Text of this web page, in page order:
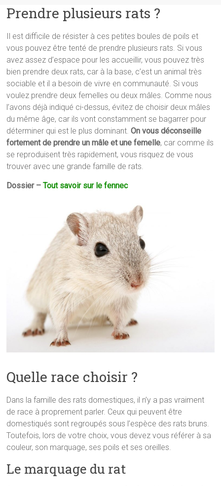
Prendre plusieurs rats ?
Il est difficile de résister à ces petites boules de poils et
vous pouvez être tenté de prendre plusieurs rats. Si vous
avez assez d’espace pour les accueillir, vous pouvez très
bien prendre deux rats, car à la base, c’est un animal très
sociable et il a besoin de vivre en communauté. Si vous
voulez prendre deux femelles ou deux mâles. Comme nous
l’avons déjà indiqué ci-dessus, évitez de choisir deux mâles
du même âge, car ils vont constamment se bagarrer pour
déterminer qui est le plus dominant.On vous déconseille
fortement de prendre un mâle et une femelle, car comme ils
se reproduisent très rapidement, vous risquez de vous
trouver avec une grande famille de rats.
Dossier –Tout savoir sur le fennec
Quelle race choisir ?
Dans la famille des rats domestiques, il n’y a pas vraiment
de race à proprement parler. Ceux qui peuvent être
domestiqués sont regroupés sous l’espèce des rats bruns.
Toutefois, lors de votre choix, vous devez vous référer à sa
couleur, son marquage, ses poils et ses oreilles.
Le marquage du rat